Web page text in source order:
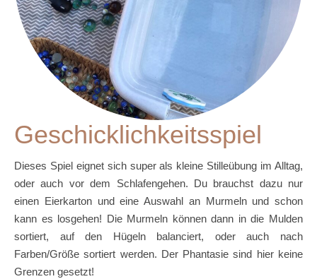
Geschicklichkeitsspiel
Dieses Spiel eignet sich super als kleine Stilleübung im Alltag,
oder auch vor dem Schlafengehen. Du brauchst dazu nur
einen Eierkarton und eine Auswahl an Murmeln und schon
kann es losgehen! Die Murmeln können dann in die Mulden
sortiert, auf den Hügeln balanciert, oder auch nach
Farben/Größe sortiert werden. Der Phantasie sind hier keine
Grenzen gesetzt!